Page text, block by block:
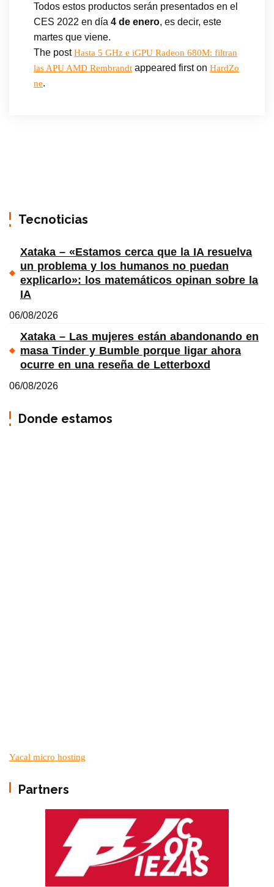
Todos estos productos serán presentados en el
CES 2022 en día 4 de enero, es decir, este
martes que viene.
The postHasta 5 GHz e iGPU Radeon 680M: filtran
las APU AMD Rembrandt appeared first on HardZo
ne.
Tecnoticias
Xataka – «Estamos cerca que la IA resuelva
un problema y los humanos no puedan
explicarlo»: los matemáticos opinan sobre la
IA
06/08/2026
Xataka – Las mujeres están abandonando en
masa Tinder y Bumble porque ligar ahora
ocurre en una reseña de Letterboxd
06/08/2026
Donde estamos
Yacal micro hosting
Partners